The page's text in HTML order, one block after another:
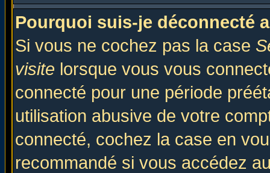
Pourquoi suis-je déconnecté
Si vous ne cochez pas la case
visite lorsque vous vous
connecté pour une période
utilisation abusive de votre
connecté, cochez la case en
recommandé si vous accédez